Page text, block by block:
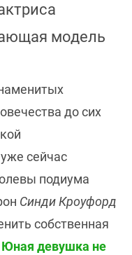
модель
до сих
сейчас
подиума
Синди Кроуфорд
собственная
Юная девушка не